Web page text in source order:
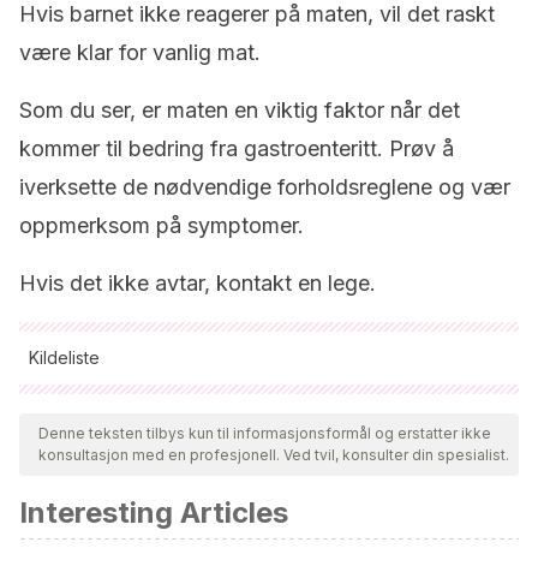
Hvis barnet ikke reagerer på maten, vil det raskt
være klar for vanlig mat.
Som du ser, er maten en viktig faktor når det
kommer til bedring fra gastroenteritt. Prøv å
iverksette de nødvendige forholdsreglene og vær
oppmerksom på symptomer.
Hvis det ikke avtar, kontakt en lege.
Kildeliste
Alle siterte kilder ble grundig gjennomgått av teamet vårt for å
sikre deres kvalitet, pålitelighet, aktualitet og validitet.
Bibliografien i denne artikkelen ble betraktet som pålitelig og
American Academy of Pediatrics. Diarrea en los niños: lo
Denne teksten tilbys kun til informasjonsformål og erstatter ikke
konsultasjon med en profesjonell. Ved tvil, konsulter din spesialist.
Interesting Articles